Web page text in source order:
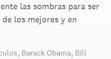
las sombras para ser
los mejores y en
, Barack Obama, Bill